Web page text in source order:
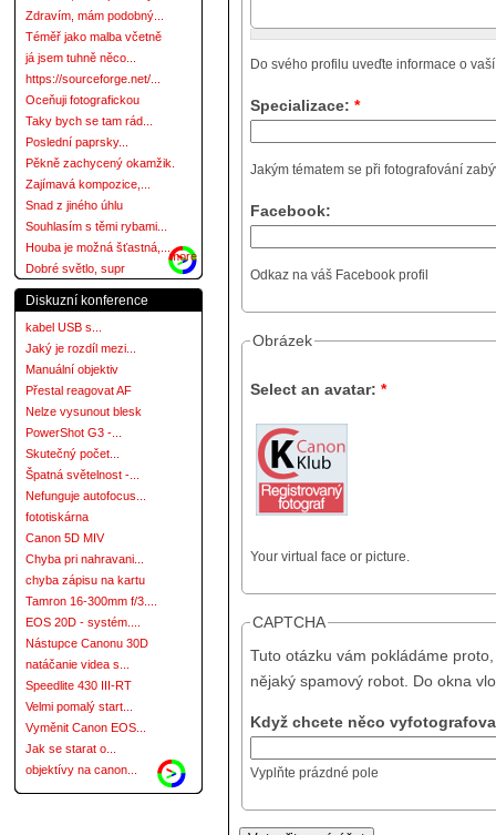
Zdravím, mám podobný...
Téměř jako malba včetně
já jsem tuhně něco...
https://sourceforge.net/...
Oceňuji fotografickou
Taky bych se tam rád...
Poslední paprsky...
Pěkně zachycený okamžik.
Zajímavá kompozice,...
Snad z jiného úhlu
Souhlasím s těmi rybami...
Houba je možná šťastná,...
Dobré světlo, supr
more
Diskuzní konference
kabel USB s...
Jaký je rozdíl mezi...
Manuální objektiv
Přestal reagovat AF
Nelze vysunout blesk
PowerShot G3 -...
Skutečný počet...
Špatná světelnost -...
Nefunguje autofocus...
fototiskárna
Canon 5D MIV
Chyba pri nahravani...
chyba zápisu na kartu
Tamron 16-300mm f/3....
EOS 20D - systém....
Nástupce Canonu 30D
natáčanie videa s...
Speedlite 430 III-RT
Velmi pomalý start...
Vyměnit Canon EOS...
Jak se starat o...
objektívy na canon...
Do svého profilu uveďte informace o
Specializace: *
Jakým tématem se při fotografování
Facebook:
Odkaz na váš Facebook profil
Obrázek
Select an avatar: *
Your virtual face or picture.
CAPTCHA
Tuto otázku vám pokládáme
nějaký spamový robot. Do okna
Když chcete něco
Vyplňte prázdné pole